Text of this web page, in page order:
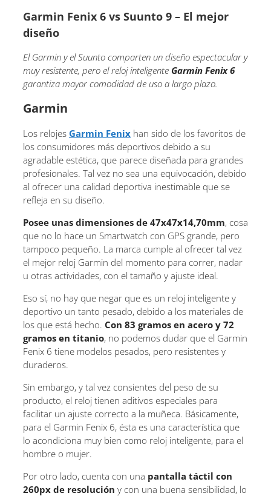
Garmin Fenix 6 vs Suunto 9 – El mejor
diseño
El Garmin y el Suunto comparten un diseño espectacular y
muy resistente, pero el reloj inteligente Garmin Fenix 6
garantiza mayor comodidad de uso a largo plazo.
Garmin
Los relojes Garmin Fenix han sido de los favoritos de
los consumidores más deportivos debido a su
agradable estética, que parece diseñada para grandes
profesionales. Tal vez no sea una equivocación, debido
al ofrecer una calidad deportiva inestimable que se
refleja en su diseño.
Posee unas dimensiones de 47x47x14,70mm, cosa
que no lo hace un Smartwatch con GPS grande, pero
tampoco pequeño. La marca cumple al ofrecer tal vez
el mejor reloj Garmin del momento para correr, nadar
u otras actividades, con el tamaño y ajuste ideal.
Eso sí, no hay que negar que es un reloj inteligente y
deportivo un tanto pesado, debido a los materiales de
los que está hecho. Con 83 gramos en acero y 72
gramos en titanio, no podemos dudar que el Garmin
Fenix 6 tiene modelos pesados, pero resistentes y
duraderos.
Sin embargo, y tal vez consientes del peso de su
producto, el reloj tienen aditivos especiales para
facilitar un ajuste correcto a la muñeca. Básicamente,
para el Garmin Fenix 6, ésta es una característica que
lo acondiciona muy bien como reloj inteligente, para el
hombre o mujer.
Por otro lado, cuenta con una pantalla táctil con
260px de resolución y con una buena sensibilidad, lo